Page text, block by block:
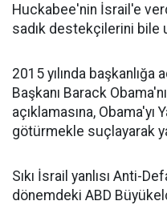
Huckabee'nin İsrail'e
sadık destekçilerini bile
2015 yılında başkanlığa
Başkanı Barack
açıklamasına, Obama'yı
götürmekle suçlayarak
Sıkı İsrail yanlısı Anti-
dönemdeki ABD